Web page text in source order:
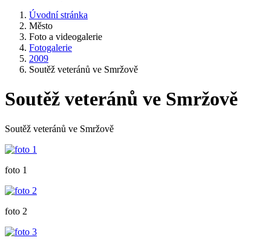
Úvodní stránka
Město
Foto a videogalerie
Fotogalerie
2009
Soutěž veteránů ve Smržově
Soutěž veteránů ve Smržově
Soutěž veteránů ve Smržově
foto 1
foto 2